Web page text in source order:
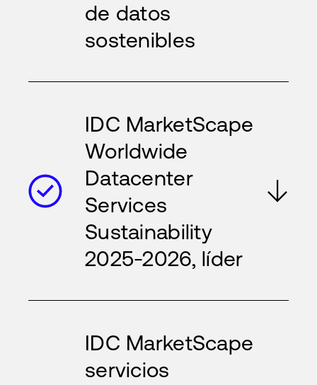
de datos
sostenibles
IDC MarketScape
Worldwide
Datacenter
Services
Sustainability
2025-2026, líder
IDC MarketScape
servicios